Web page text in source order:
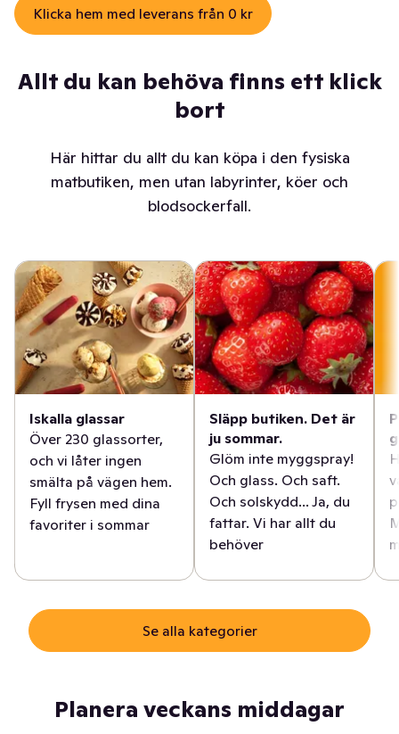
Klicka hem med leverans från 0 kr
Allt du kan behöva finns ett klick
bort
Här hittar du allt du kan köpa i den fysiska
matbutiken, men utan labyrinter, köer och
blodsockerfall.
Iskalla glassar
Över 230 glassorter,
och vi låter ingen
smälta på vägen hem.
Fyll frysen med dina
favoriter i sommar
Släpp butiken. Det är
ju sommar.
Glöm inte myggspray!
Och glass. Och saft.
Och solskydd... Ja, du
fattar. Vi har allt du
behöver
Se alla kategorier
Planera veckans middagar